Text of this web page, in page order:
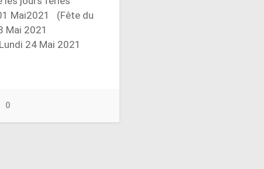
Mai2021 (Fête du
Mai 2021
24 Mai 2021
0